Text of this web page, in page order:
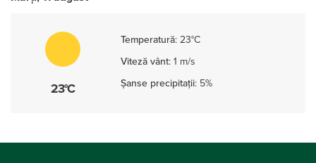
23°C
Temperatură:23°C
Viteză vânt:1 m/s
Șanse precipitații: 5%